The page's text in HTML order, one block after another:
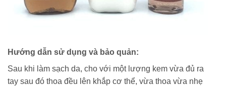
Hướng dẫn sử dụng và bảo quản:
Sau khi làm sạch da, cho với một lượng kem vừa đủ ra
tay sau đó thoa đều lên khắp cơ thể, vừa thoa vừa nhẹ